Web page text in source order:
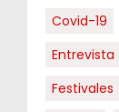
Covid-19
Entrevista
Festivales